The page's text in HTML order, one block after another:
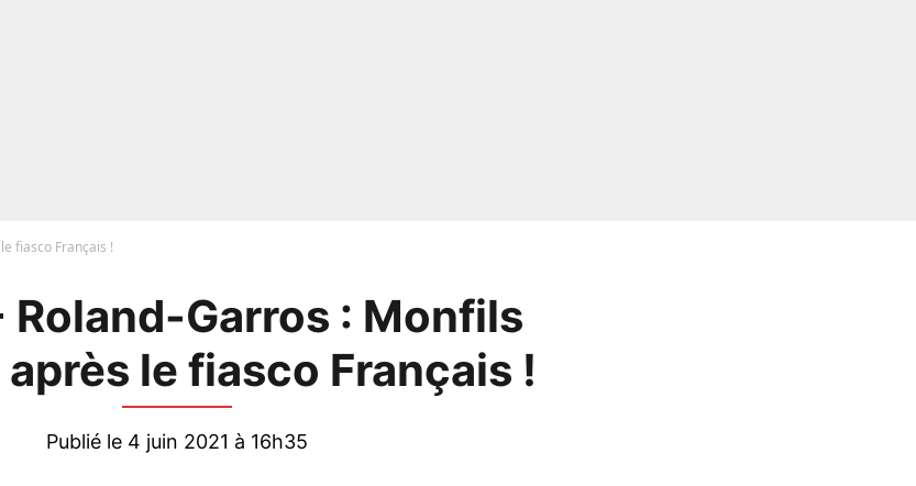
fiasco Français !
Roland-Garros : Monfils
le fiasco Français !
Publié le 4 juin 2021 à 16h35